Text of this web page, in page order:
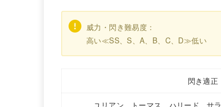
威力・閃き難易度：
高い≪SS、S、A、B、C、D≫低い
閃き適正
ユリアン、トーマス、ハリード、サ